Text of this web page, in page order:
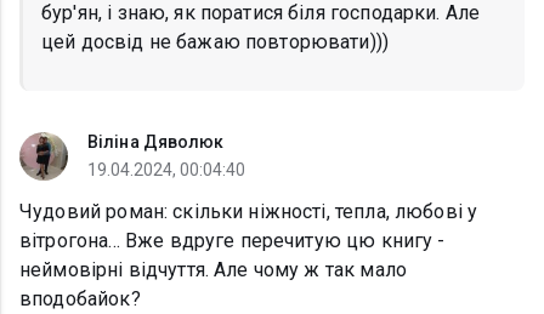
бур'ян, і знаю, як поратися біля господарки. Але
цей досвід не бажаю повторювати)))
Віліна Дяволюк
19.04.2024, 00:04:40
Чудовий роман: скільки ніжності, тепла, любові у
вітрогона... Вже вдруге перечитую цю книгу -
неймовірні відчуття. Але чому ж так мало
вподобайок?